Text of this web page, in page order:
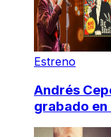
Estreno
Andrés
grabado